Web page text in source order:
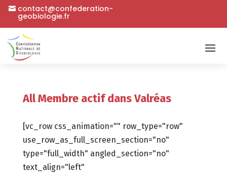
contact@confederation-
geobiologie.fr
All Membre actif dans Valréas
[vc_row css_animation="" row_type="row"
use_row_as_full_screen_section="no"
type="full_width" angled_section="no"
text_align="left"